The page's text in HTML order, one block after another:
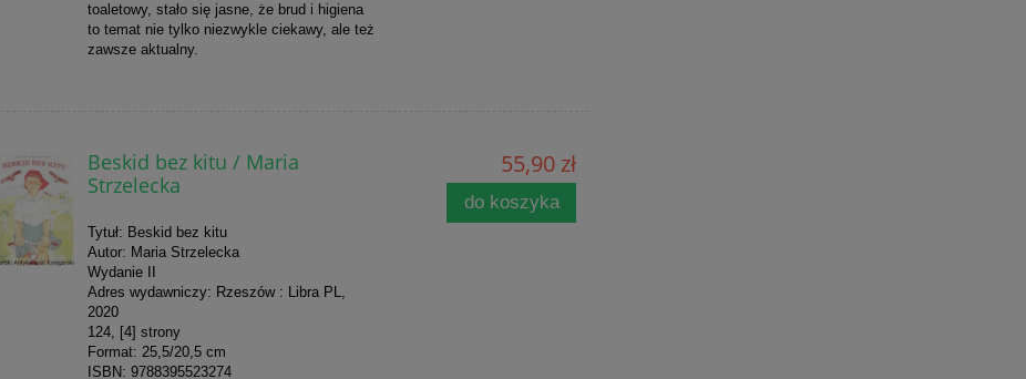
toaletowy, stało się jasne, że brud i higiena
to temat nie tylko niezwykle ciekawy, ale też
zawsze aktualny.
Beskid bez kitu / Maria
Strzelecka
Tytuł: Beskid bez kitu
Autor: Maria Strzelecka
Wydanie II
Adres wydawniczy: Rzeszów : Libra PL,
2020
124, [4] strony
Format: 25,5/20,5 cm
ISBN: 9788395523274
55,90 zł
do koszyka